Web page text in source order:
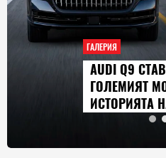
ГАЛЕРИЯ
AUDI Q9
ГОЛЕМИЯТ
ИСТОРИЯТА